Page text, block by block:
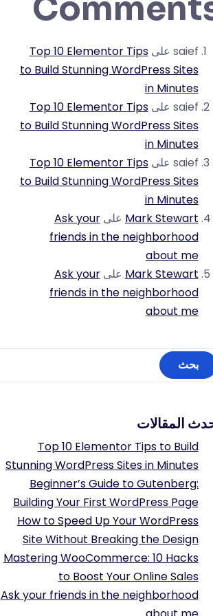
saief علىTop 10 Elementor Tips
to Build Stunning WordPress Sites
in Minutes
saief علىTop 10 Elementor Tips
to Build Stunning WordPress Sites
in Minutes
saief علىTop 10 Elementor Tips
to Build Stunning WordPress Sites
in Minutes
Mark Stewart علىAsk your
friends in the neighborhood
about me
Mark Stewart علىAsk your
friends in the neighborhood
about me
المقالات
Top 10 Elementor Tips to Build
Stunning WordPress Sites in Minutes
Beginner’s Guide to Gutenberg:
Building Your First WordPress Page
How to Speed Up Your WordPress
Site Without Breaking the Design
Mastering WooCommerce: 10 Hacks
to Boost Your Online Sales
Ask your friends in the neighborhood